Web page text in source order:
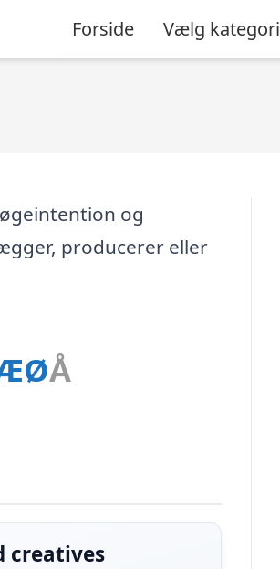
Forside Vælg kategori
og
producerer eller
ØÅ
creatives